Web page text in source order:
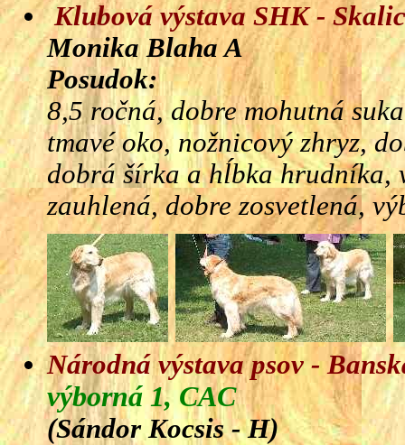
Klubová výstava SHK -
Monika Blaha A
Posudok:
8,5 ročná, dobre mohutná
tmavé oko, nožnicový zhryz,
dobrá šírka a hĺbka hrudníka,
zauhlená, dobre zosvetlená,
Národná výstava psov -
výborná 1, CAC
(Sándor Kocsis - H)